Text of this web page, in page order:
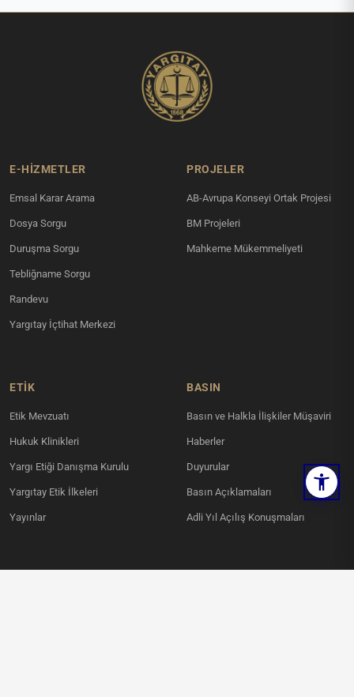
E-HİZMETLER
Emsal Karar Arama
Dosya Sorgu
Duruşma Sorgu
Tebliğname Sorgu
Randevu
Yargıtay İçtihat Merkezi
PROJELER
AB-Avrupa Konseyi Ortak Projesi
BM Projeleri
Mahkeme Mükemmeliyeti
ETİK
Etik Mevzuatı
Hukuk Klinikleri
Yargı Etiği Danışma Kurulu
Yargıtay Etik İlkeleri
Yayınlar
BASIN
Basın ve Halkla İlişkiler Müşaviri
Haberler
Duyurular
Basın Açıklamaları
Adli Yıl Açılış Konuşmaları